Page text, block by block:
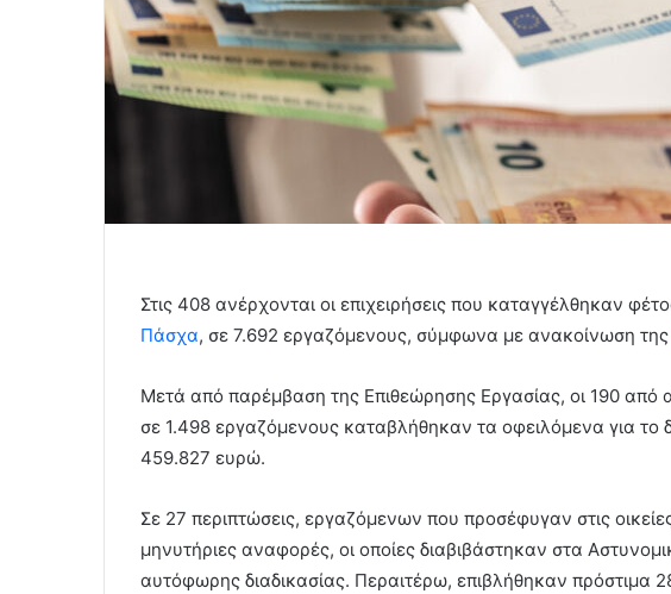
Στις 408 ανέρχονται οι επιχειρήσεις που καταγγέλθηκαν
Πάσχα, σε 7.692 εργαζόμενους, σύμφωνα με ανακοίνωση της
Μετά από παρέμβαση της Επιθεώρησης Εργασίας, οι 190 από
σε 1.498 εργαζόμενους καταβλήθηκαν τα οφειλόμενα για
459.827 ευρώ.
Σε 27 περιπτώσεις, εργαζόμενων που προσέφυγαν στις
μηνυτήριες αναφορές, οι οποίες διαβιβάστηκαν στα
αυτόφωρης διαδικασίας. Περαιτέρω, επιβλήθηκαν πρόστιμα